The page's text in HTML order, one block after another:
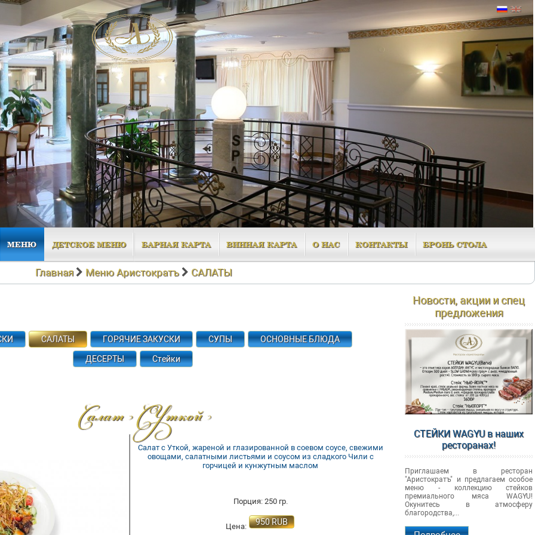
ДЕТСКОЕ МЕНЮ
МЕНЮ БАРНАЯ КАРТА ВИННАЯ КАРТА О НАС КОНТАКТЫ БРОНЬ СТОЛА
Главная Меню Аристократъ САЛАТЫ
САЛАТЫ ГОРЯЧИЕ ЗАКУСКИ СУПЫ ОСНОВНЫЕ БЛЮДА
ДЕСЕРТЫ Стейки
Салат С Уткой
Салат с Уткой, жареной и глазированной в соевом соусе, свежими
овощами, салатными листьями и соусом из сладкого Чили с
горчицей и кунжутным маслом
Порция: 250 гр.
Цена: 950RUB
Новости, акции и спец
предложения
СТЕЙКИ WAGYU в наших
ресторанах!
Приглашаем в ресторан
"Аристократъ" и предлагаем особое
меню - коллекцию стейков
премиального мяса WAGYU!
Окунитесь в атмосферу
благородства,...